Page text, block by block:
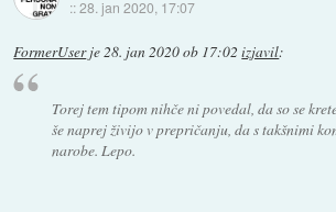
::28. jan 2020, 17:07
FormerUserje 28. jan 2020 ob 17:02 izjavil:
Torej tem tipom nihče ni povedal, da so se
še naprej živijo v prepričanju, da s takšnimi
narobe. Lepo.